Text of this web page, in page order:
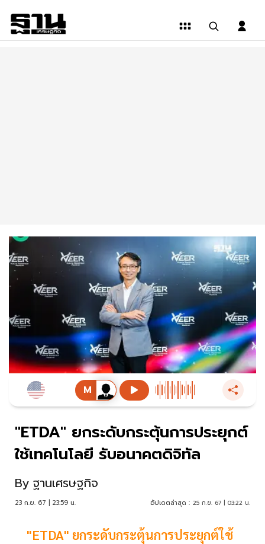
"ETDA" ยกระดับกระตุ้นการประยุกต์
ใช้เทคโนโลยี รับอนาคตดิจิทัล
By ฐานเศรษฐกิจ
23 ก.ย. 67 | 23:59 น. อัปเดตล่าสุด : 25 ก.ย. 67 | 03:22 น.
"ETDA" ยกระดับกระตุ้นการประยุกต์ใช้